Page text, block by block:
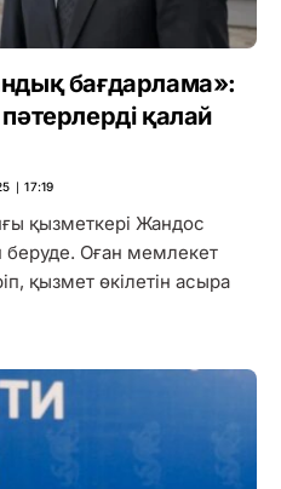
бағдарлама»:
қалай
∣ 17:19
қызметкері Жандос
беруде. Оған мемлекет
қызмет өкілетін асыра